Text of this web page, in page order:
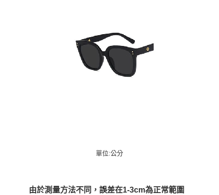
單位:公分
由於測量方法不同，誤差在1-3cm為正常範圍